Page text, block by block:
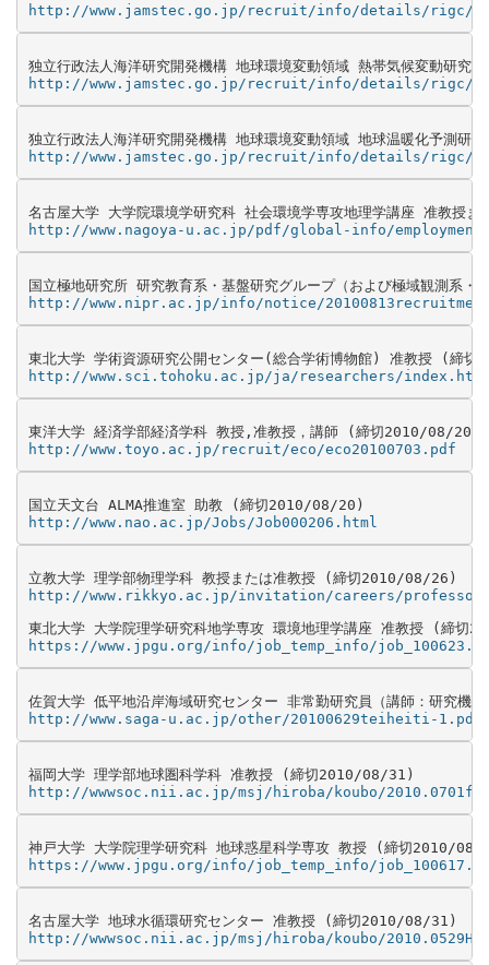
http://www.jamstec.go.jp/recruit/info/details/rigc/
http://www.jamstec.go.jp/recruit/info/details/rigc/
http://www.jamstec.go.jp/recruit/info/details/rigc/
http://www.nagoya-u.ac.jp/pdf/global-info/employment/
http://www.nipr.ac.jp/info/notice/
http://www.sci.tohoku.ac.jp/ja/researchers/
http://www.toyo.ac.jp/recruit/eco/eco20100703.pdf
http://www.nao.ac.jp/Jobs/Job000206.html
http://www.rikkyo.ac.jp/invitation/careers/
https://www.jpgu.org/info/job_temp_info/
http://www.saga-u.ac.jp/other/20100629teiheiti-1.pdf
http://wwwsoc.nii.ac.jp/msj/hiroba/koubo/
https://www.jpgu.org/info/job_temp_info/
http://wwwsoc.nii.ac.jp/msj/hiroba/koubo/